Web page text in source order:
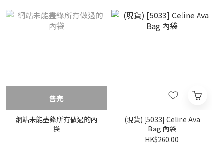
售完
網站未能盡錄所有做過的內
袋
(現貨) [5033] Celine Ava
Bag 內袋
HK$260.00